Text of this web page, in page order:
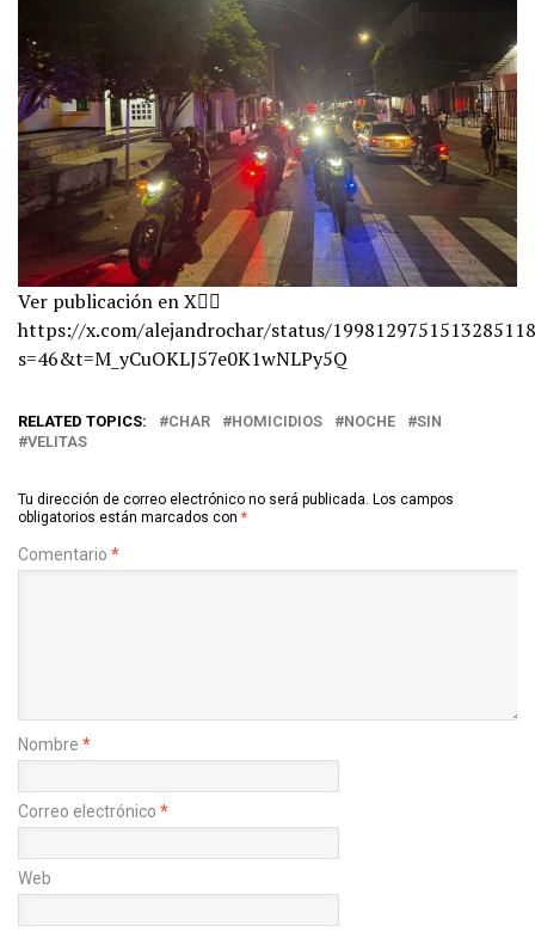
Ver publicación en X👇🏻
https://x.com/alejandrochar/status/
s=46&t=M_yCuOKLJ57e0K1wNLPy5Q
RELATED TOPICS: CHAR HOMICIDIOS NOCHE
SIN
VELITAS
Tu dirección de correo electrónico no será publicada. Los campos
obligatorios están marcados con *
Comentario *
Nombre *
Correo electrónico *
Web